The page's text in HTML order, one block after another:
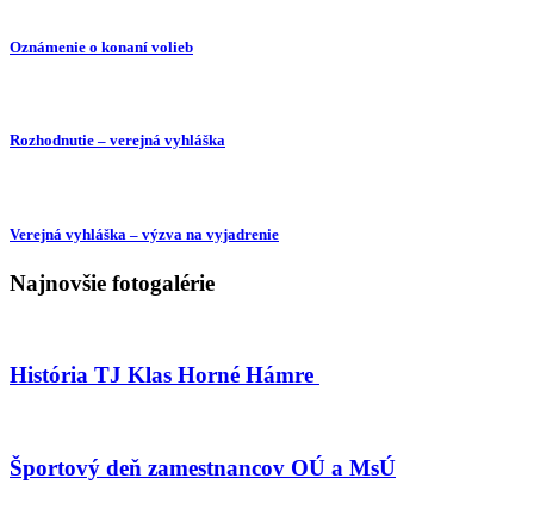
Oznámenie o konaní volieb
Rozhodnutie – verejná vyhláška
Verejná vyhláška – výzva na vyjadrenie
Najnovšie fotogalérie
História TJ Klas Horné Hámre
Športový deň zamestnancov OÚ a MsÚ